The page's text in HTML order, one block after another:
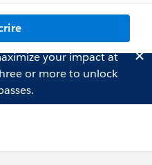
your impact at
or more to unlock